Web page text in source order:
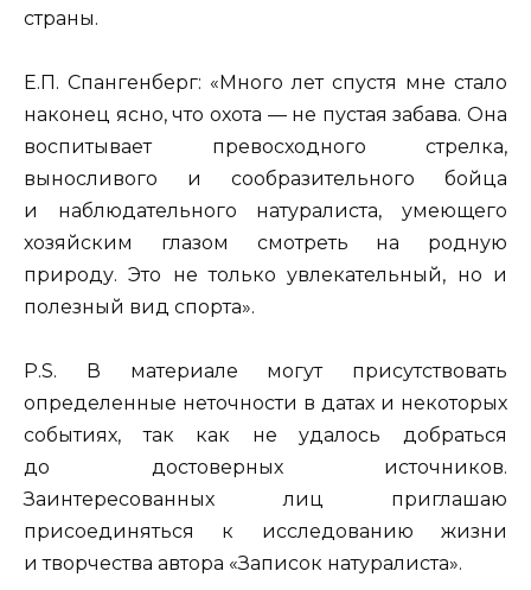
страны.
Е.П. Спангенберг: «Много лет спустя мне стало
наконец ясно, что охота — не пустая забава. Она
воспитывает превосходного стрелка,
выносливого и сообразительного бойца
и наблюдательного натуралиста, умеющего
хозяйским глазом смотреть на родную
природу. Это не только увлекательный, но и
полезный вид спорта».
P.S. В материале могут присутствовать
определенные неточности в датах и некоторых
событиях, так как не удалось добраться
до достоверных источников.
Заинтересованных лиц приглашаю
присоединяться к исследованию жизни
и творчества автора «Записок натуралиста».